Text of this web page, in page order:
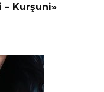
– Kurşuni»